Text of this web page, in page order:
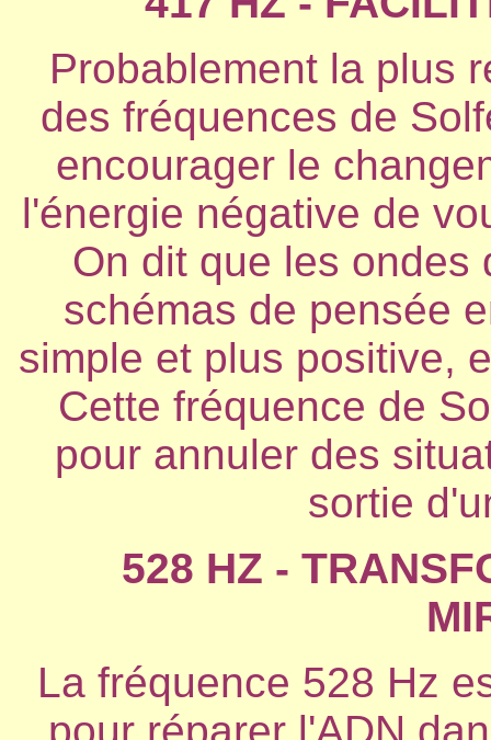
Probablement la plus
des fréquences de
encourager le
l'énergie négative de
On dit que les ondes
schémas de pensée
simple et plus positive,
Cette fréquence de
pour annuler des
sortie
528 HZ -
La fréquence 528 Hz